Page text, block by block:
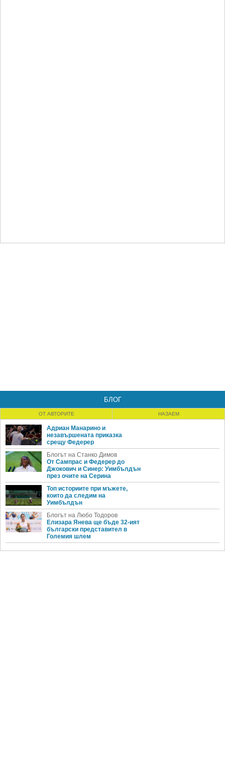
БЛОГ
ОТ АВТОРИТЕ НАЗАЕМ
Адриан Манарино и
незавършената приказка
срещу Федерер
Блогът на Станко Димов
От Сампрас и Федерер до
Джокович и Синер: Уимбълдън
през очите на Серина
Топ историите при мъжете,
които да следим на
Уимбълдън
Блогът на Любо Тодоров
Елизара Янева ще бъде 32-ият
български представител в
Големия шлем